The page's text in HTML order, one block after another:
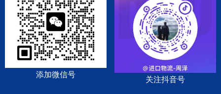
添加微信号 关注抖音号